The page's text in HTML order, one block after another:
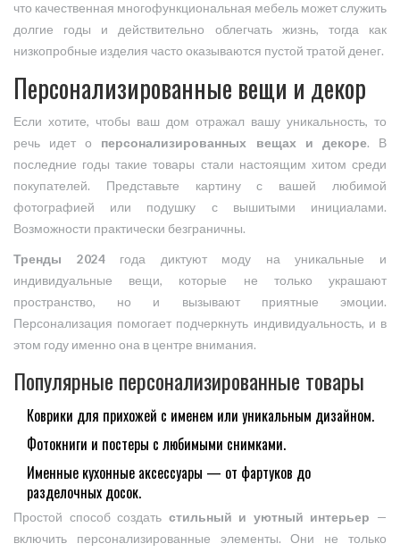
что качественная многофункциональная мебель может служить
долгие годы и действительно облегчать жизнь, тогда как
низкопробные изделия часто оказываются пустой тратой денег.
Персонализированные вещи и декор
Если хотите, чтобы ваш дом отражал вашу уникальность, то
речь идет о персонализированных вещах и декоре. В
последние годы такие товары стали настоящим хитом среди
покупателей. Представьте картину с вашей любимой
фотографией или подушку с вышитыми инициалами.
Возможности практически безграничны.
Тренды 2024года диктуют моду на уникальные и
индивидуальные вещи, которые не только украшают
пространство, но и вызывают приятные эмоции.
Персонализация помогает подчеркнуть индивидуальность, и в
этом году именно она в центре внимания.
Популярные персонализированные товары
Коврики для прихожей с именем или уникальным дизайном.
Фотокниги и постеры с любимыми снимками.
Именные кухонные аксессуары — от фартуков до
разделочных досок.
Простой способ создать стильный и уютный интерьер —
включить персонализированные элементы. Они не только